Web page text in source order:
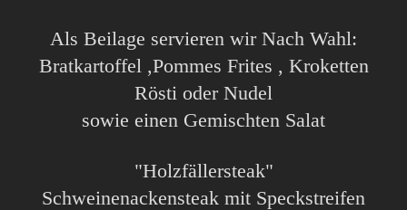
Als Beilage servieren wir Nach Wahl:
Bratkartoffel ,Pommes Frites , Kroketten
Rösti oder Nudel
sowie einen Gemischten Salat
"Holzfällersteak"
Schweinenackensteak mit Speckstreifen